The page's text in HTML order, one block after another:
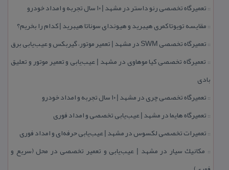
:: تعمیرگاه تخصصی رنو داستر در مشهد | ۱۰ سال تجربه و امداد خودرو
:: مقایسه تویوتا كمری هیبرید و هیوندای سوناتا هیبرید | كدام را بخریم؟
:: تعمیرگاه تخصصی SWM در مشهد | تعمیر موتور، گیربكس و عیب‌یابی برق
:: تعمیرگاه تخصصی كیا موهاوی در مشهد | عیب‌یابی و تعمیر موتور و تعلیق
بادی
:: تعمیرگاه تخصصی چری در مشهد | ۱۰ سال تجربه و امداد خودرو
:: تعمیرگاه هایما در مشهد | عیب‌یابی تخصصی و امداد فوری
:: تعمیرات تخصصی لكسوس در مشهد | عیب‌یابی حرفه‌ای و امداد فوری
:: مكانیك سیار در مشهد | عیب‌یابی و تعمیر تخصصی در محل (سریع و